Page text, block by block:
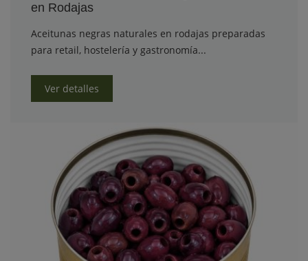
en Rodajas
Aceitunas negras naturales en rodajas preparadas
para retail, hostelería y gastronomía...
Ver detalles